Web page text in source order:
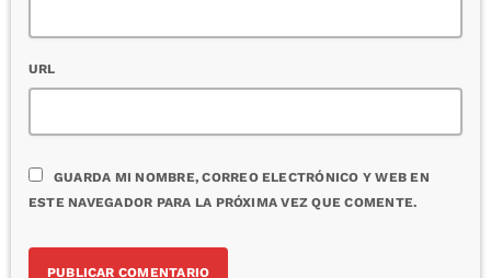
URL
GUARDA MI NOMBRE, CORREO ELECTRÓNICO Y WEB EN
ESTE NAVEGADOR PARA LA PRÓXIMA VEZ QUE COMENTE.